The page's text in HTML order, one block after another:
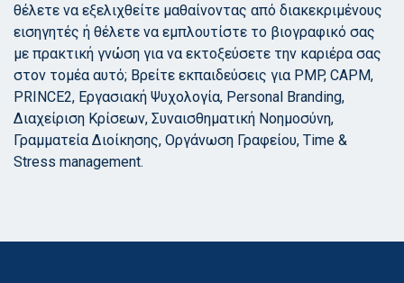
θέλετε να εξελιχθείτε μαθαίνοντας από διακεκριμένους
εισηγητές ή θέλετε να εμπλουτίστε το βιογραφικό σας
με πρακτική γνώση για να εκτοξεύσετε την καριέρα σας
στον τομέα αυτό; Βρείτε εκπαιδεύσεις για PMP, CAPM,
PRINCE2, Εργασιακή Ψυχολογία, Personal Branding,
Διαχείριση Κρίσεων, Συναισθηματική Νοημοσύνη,
Γραμματεία Διοίκησης, Οργάνωση Γραφείου, Time &
Stress management.